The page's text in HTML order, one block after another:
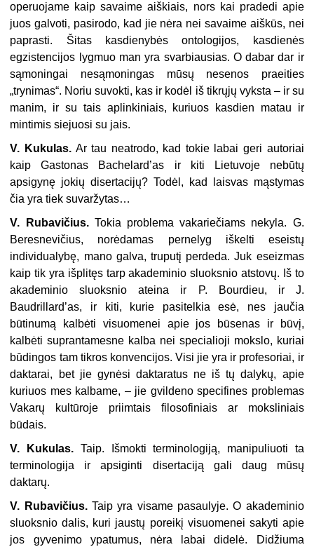
operuojame kaip savaime aiškiais, nors kai pradedi apie
juos galvoti, pasirodo, kad jie nėra nei savaime aiškūs, nei
paprasti. Šitas kasdienybės ontologijos, kasdienės
egzistencijos lygmuo man yra svarbiausias. O dabar dar ir
sąmoningai nesąmoningas mūsų nesenos praeities
„trynimas“. Noriu suvokti, kas ir kodėl iš tikrųjų vyksta – ir su
manim, ir su tais aplinkiniais, kuriuos kasdien matau ir
mintimis siejuosi su jais.
V. Kukulas. Ar tau neatrodo, kad tokie labai geri autoriai
kaip Gastonas Bachelard’as ir kiti Lietuvoje nebūtų
apsigynę jokių disertacijų? Todėl, kad laisvas mąstymas
čia yra tiek suvaržytas…
V. Rubavičius.Tokia problema vakariečiams nekyla. G.
Beresnevičius, norėdamas pernelyg iškelti eseistų
individualybę, mano galva, truputį perdeda. Juk eseizmas
kaip tik yra išplitęs tarp akademinio sluoksnio atstovų. Iš to
akademinio sluoksnio ateina ir P. Bourdieu, ir J.
Baudrillard’as, ir kiti, kurie pasitelkia esė, nes jaučia
būtinumą kalbėti visuomenei apie jos būsenas ir būvį,
kalbėti suprantamesne kalba nei specialioji mokslo, kuriai
būdingos tam tikros konvencijos. Visi jie yra ir profesoriai, ir
daktarai, bet jie gynėsi daktaratus ne iš tų dalykų, apie
kuriuos mes kalbame, – jie gvildeno specifines problemas
Vakarų kultūroje priimtais filosofiniais ar moksliniais
būdais.
V. Kukulas. Taip. Išmokti terminologiją, manipuliuoti ta
terminologija ir apsiginti disertaciją gali daug mūsų
daktarų.
V. Rubavičius.Taip yra visame pasaulyje. O akademinio
sluoksnio dalis, kuri jaustų poreikį visuomenei sakyti apie
jos gyvenimo ypatumus, nėra labai didelė. Didžiuma